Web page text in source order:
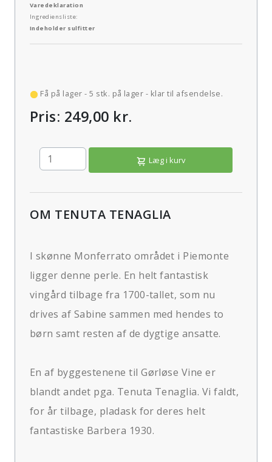
Varedeklaration
Ingrediensliste:
Indeholder sulfitter
Få på lager - 5 stk. på lager - klar til afsendelse.
Pris: 249,00 kr.
Læg i kurv
OM TENUTA TENAGLIA
I skønne Monferrato området i Piemonte
ligger denne perle. En helt fantastisk
vingård tilbage fra 1700-tallet, som nu
drives af Sabine sammen med hendes to
børn samt resten af de dygtige ansatte.
En af byggestenene til Gørløse Vine er
blandt andet pga. Tenuta Tenaglia. Vi faldt,
for år tilbage, pladask for deres helt
fantastiske Barbera 1930.